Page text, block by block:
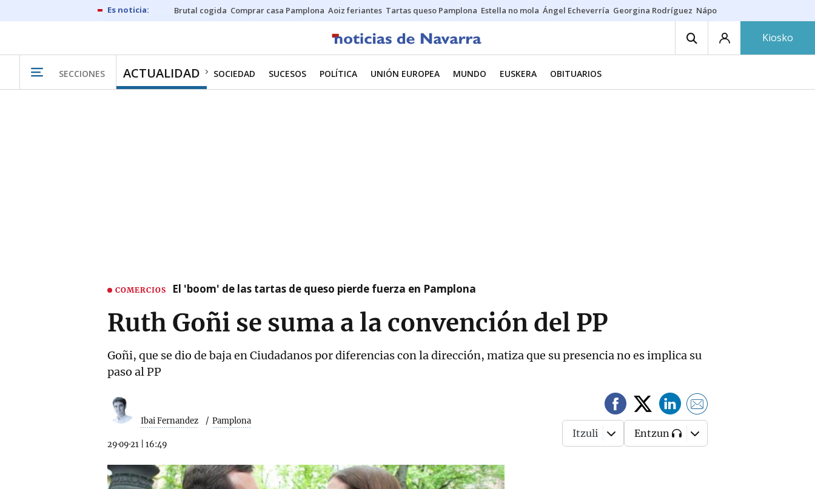
Brutal cogida Comprar casa Pamplona Aoiz feriantes Tartas queso Pamplona Estella no mola Ángel Echeverría Georgina Rodríguez Nápoles - Osasuna
Kiosko
SECCIONES ACTUALIDAD SOCIEDAD SUCESOS POLÍTICA UNIÓN EUROPEA MUNDO EUSKERA OBITUARIOS
COMERCIOS El 'boom' de las tartas de queso pierde fuerza en Pamplona
Ruth Goñi se suma a la convención del PP
Goñi, que se dio de baja en Ciudadanos por diferencias con la dirección, matiza que su presencia no es implica su
paso al PP
Ibai Fernandez Pamplona
29·09·21 16:49
Itzuli Entzun